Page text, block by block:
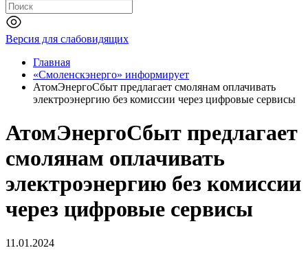
Версия для слабовидящих
Главная
«Смоленскэнерго» информирует
АтомЭнергоСбыт предлагает смолянам оплачивать
электроэнергию без комиссии через цифровые сервисы
АтомЭнергоСбыт предлагает
смолянам оплачивать
электроэнергию без комиссии
через цифровые сервисы
11.01.2024